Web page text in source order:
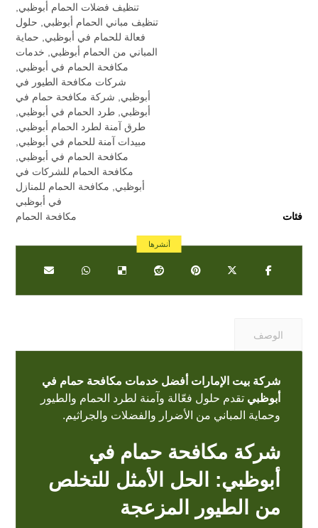
تنظيف فضلات الحمام أبوظبي
تنظيف مباني الحمام أبوظبي
حلول
فعالة للحمام في أبوظبي
حماية
المباني من الحمام أبوظبي
خدمات
مكافحة الحمام في أبوظبي
شركات مكافحة الطيور في
أبوظبي
شركة مكافحة حمام في
أبوظبي طرد الحمام في أبوظبي
طرق آمنة لطرد الحمام أبوظبي
مبيدات آمنة للحمام في أبوظبي
مكافحة الحمام في أبوظبي
مكافحة الحمام للشركات في
أبوظبي
مكافحة الحمام للمنازل
في أبوظبي
فئات
مكافحة الحمام
الوصف
شركة بيت الإمارات أفضل خدمات مكافحة حمام في
أبوظبي تقدم حلول فعّالة وآمنة لطرد الحمام والطيور
وحماية المباني من الأضرار والفضلات والجراثيم.
شركة مكافحة حمام في
أبوظبي: الحل الأمثل للتخلص
من الطيور المزعجة